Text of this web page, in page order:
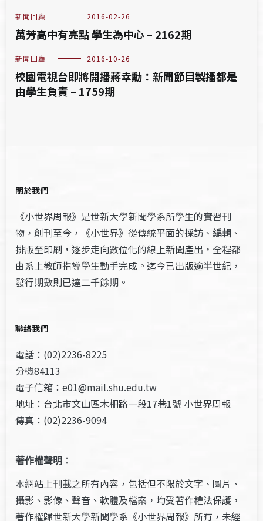
新聞回顧 2016-02-26
萬芳高中有亮點 學生為中心 – 2162期
新聞回顧 2016-10-26
校園電視台即將開播蔣幸勳：新聞節目製播都是
由學生負責 – 1759期
關於我們
《小世界周報》是世新大學新聞學系所學生的實習刊
物，創刊至今，《小世界》從傳統平面的採訪、編輯、
排版至印刷，逐步走向數位化的線上新聞產出，全程都
由系上教師指導學生動手完成。迄今已出版逾半世紀，
發行期數則已達二千餘期。
聯絡我們
電話：(02)2236-8225
分機84113
電子信箱：e01@mail.shu.edu.tw
地址：台北市文山區木柵路一段17巷1號 小世界周報
傳真：(02)2236-9094
著作權聲明 ：
本網站上刊載之所有內容，包括但不限於文字、圖片、
攝影、影像、聲音、軟體及檔案，均受著作權法保護，
著作權歸世新大學新聞學系《小世界周報》所有，未經